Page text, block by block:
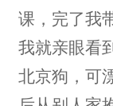
课，完了我
我就亲眼看
北京狗，可